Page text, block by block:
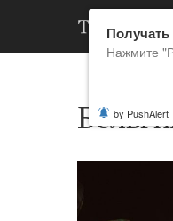
Нажмите
by PushAlert